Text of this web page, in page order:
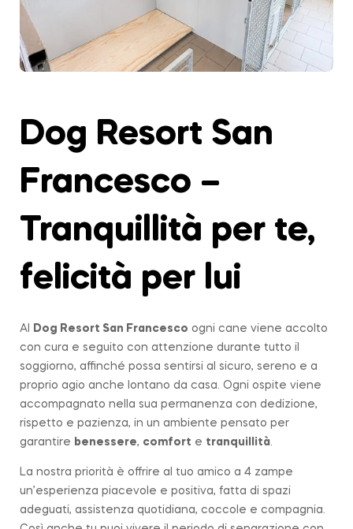
Dog Resort San
Francesco –
Tranquillità per te,
felicità per lui
Al Dog Resort San Francesco ogni cane viene accolto
con cura e seguito con attenzione durante tutto il
soggiorno, affinché possa sentirsi al sicuro, sereno e a
proprio agio anche lontano da casa. Ogni ospite viene
accompagnato nella sua permanenza con dedizione,
rispetto e pazienza, in un ambiente pensato per
garantire benessere, comfort e tranquillità
La nostra priorità è offrire al tuo amico a 4 zampe
un’esperienza piacevole e positiva, fatta di spazi
adeguati, assistenza quotidiana, coccole e compagnia.